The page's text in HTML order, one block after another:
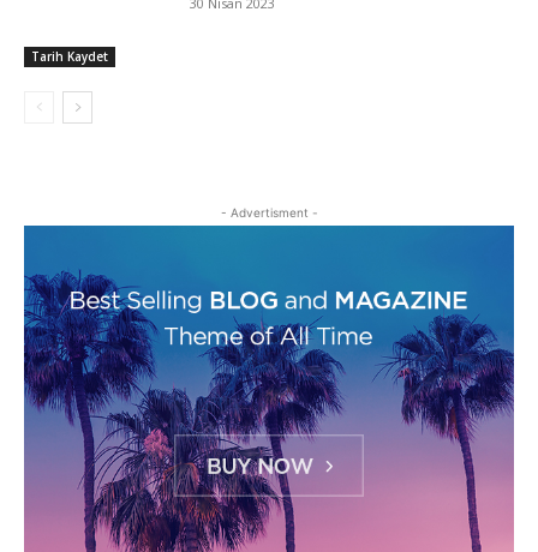
Tarih Kaydet
- Advertisment -